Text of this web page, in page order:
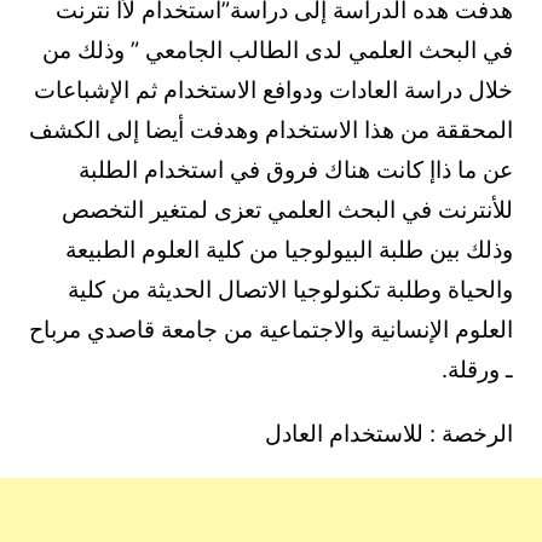
هدفت هده الدراسة إلى دراسة”استخدام لأا نترنت
في البحث العلمي لدى الطالب الجامعي ” وذلك من
خلال دراسة العادات ودوافع الاستخدام ثم الإشباعات
المحققة من هذا الاستخدام وهدفت أيضا إلى الكشف
عن ما ذاإ كانت هناك فروق في استخدام الطلبة
للأنترنت في البحث العلمي تعزى لمتغير التخصص
وذلك بين طلبة البيولوجيا من كلية العلوم الطبيعة
والحياة وطلبة تكنولوجيا الاتصال الحديثة من كلية
العلوم الإنسانية والاجتماعية من جامعة قاصدي مرباح
ـ ورقلة.
الرخصة : للاستخدام العادل